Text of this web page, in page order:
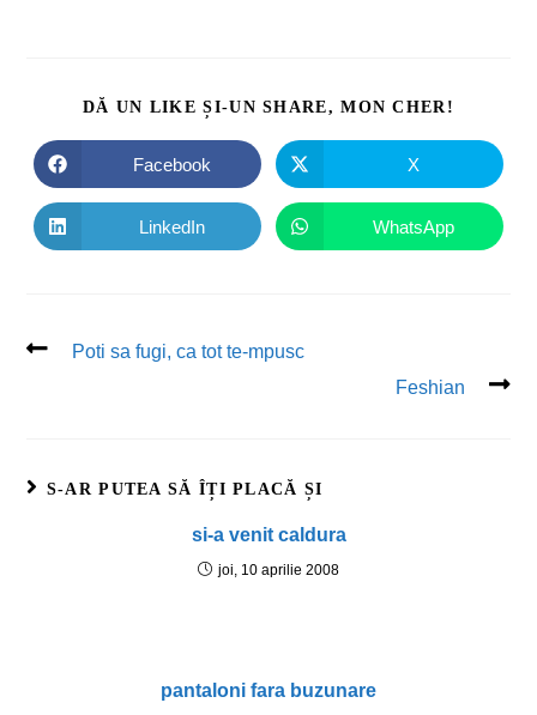
DĂ UN LIKE ȘI-UN SHARE, MON CHER!
Facebook X
LinkedIn WhatsApp
Poti sa fugi, ca tot te-mpusc
Feshian
S-AR PUTEA SĂ ÎȚI PLACĂ ȘI
si-a venit caldura
joi, 10 aprilie 2008
pantaloni fara buzunare